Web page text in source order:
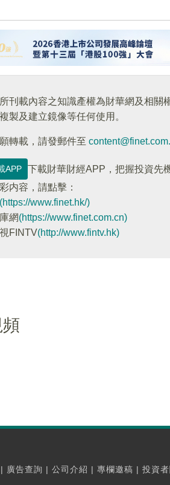
刊載內容之知識產權為財華網及相關
製及建立鏡像等任何使用。
轉載，請發郵件至
APP
下載財華財經APP，把握投資先
内容，請點擊：
(https://www.finet.hk/)
網(https://www.finet.com.cn)
FINTV(http://www.fintv.hk)
| 廣告查詢 | 公司介紹 | 專欄邀稿 | 投資